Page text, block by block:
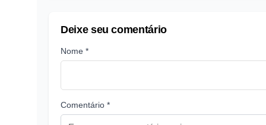
Deixe seu comentário
Nome *
Comentário *